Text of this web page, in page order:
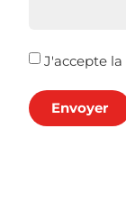
J'accepte la
Envoyer